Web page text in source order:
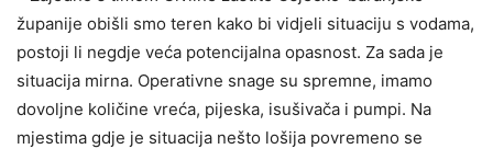
županije obišli smo teren kako bi vidjeli situaciju s vodama,
postoji li negdje veća potencijalna opasnost. Za sada je
situacija mirna. Operativne snage su spremne, imamo
dovoljne količine vreća, pijeska, isušivača i pumpi. Na
mjestima gdje je situacija nešto lošija povremeno se